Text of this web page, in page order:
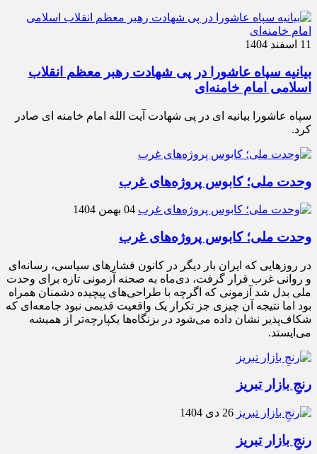
11 اسفند 1404
بیانیه سپاه عاشورا در پی شهادت رهبر معظم انقلاب
اسلامی امام خامنه‌ای
سپاه عاشورا بیانیه ای در پی شهادت آیت الله امام خامنه ای صادر
کرد.
وحدت ملی؛ کابوس پروژه‌های غرب
04 بهمن 1404
وحدت ملی؛ کابوس پروژه‌های غرب
در روزهایی که ایران بار دیگر در کانون فشارهای سیاسی، رسانه‌ای
و روانی غرب قرار گرفت، دی‌ماه به صحنه آزمونی تازه برای وحدت
ملی بدل شد آزمونی که اگرچه با طراحی‌های پیچیده دشمنان همراه
بود اما نتیجه آن چیزی جز تکرار یک واقعیت قدیمی نبود جامعه‌ای که
شکاف‌پذیر نشان داده می‌شود در بزنگاه‌ها یکپارچه‌تر از همیشه
می‌ایستد.
رنجِ بازار تبریز
26 دی 1404
رنجِ بازار تبریز